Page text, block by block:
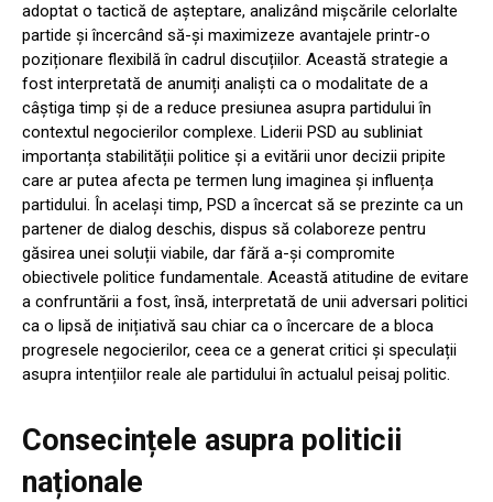
adoptat o tactică de așteptare, analizând mișcările celorlalte
partide și încercând să-și maximizeze avantajele printr-o
poziționare flexibilă în cadrul discuțiilor. Această strategie a
fost interpretată de anumiți analiști ca o modalitate de a
câștiga timp și de a reduce presiunea asupra partidului în
contextul negocierilor complexe. Liderii PSD au subliniat
importanța stabilității politice și a evitării unor decizii pripite
care ar putea afecta pe termen lung imaginea și influența
partidului. În același timp, PSD a încercat să se prezinte ca un
partener de dialog deschis, dispus să colaboreze pentru
găsirea unei soluții viabile, dar fără a-și compromite
obiectivele politice fundamentale. Această atitudine de evitare
a confruntării a fost, însă, interpretată de unii adversari politici
ca o lipsă de inițiativă sau chiar ca o încercare de a bloca
progresele negocierilor, ceea ce a generat critici și speculații
asupra intențiilor reale ale partidului în actualul peisaj politic.
Consecințele asupra politicii
naționale